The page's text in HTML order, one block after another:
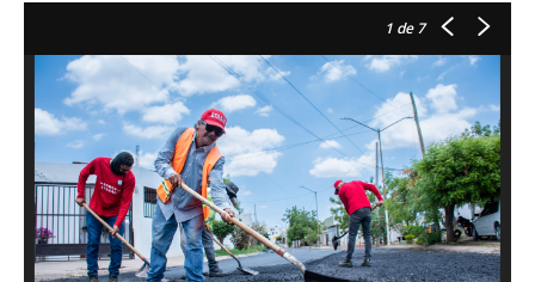
1 de 7